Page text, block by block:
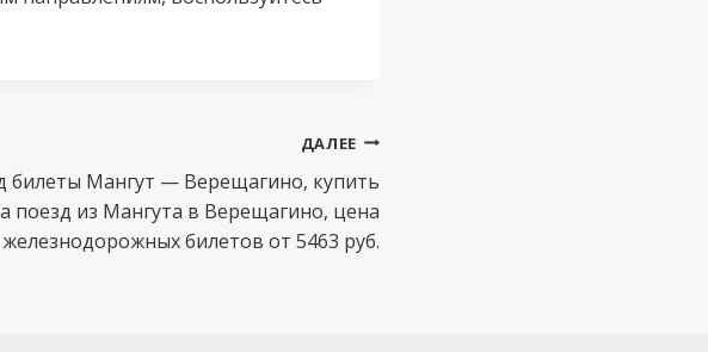
ДАЛЕЕ
билеты Мангут — Верещагино, купить
поезд из Мангута в Верещагино, цена
железнодорожных билетов от 5463 руб.